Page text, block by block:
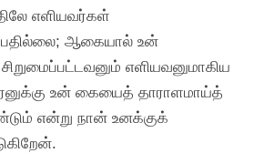
எளியவர்கள்
ஆகையால் உன்
எளியவனுமாகிய
உன் கையைத் தாராளமாய்த்
என்று நான் உனக்குக்